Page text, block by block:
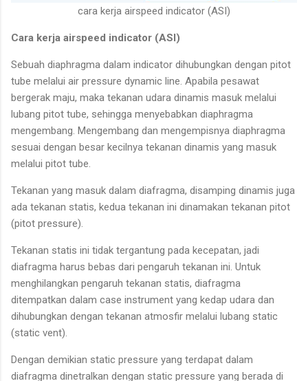
cara kerja airspeed indicator (ASI)
Cara kerja airspeed indicator (ASI)
Sebuah diaphragma dalam indicator dihubungkan dengan pitot
tube melalui air pressure dynamic line. Apabila pesawat
bergerak maju, maka tekanan udara dinamis masuk melalui
lubang pitot tube, sehingga menyebabkan diaphragma
mengembang. Mengembang dan mengempisnya diaphragma
sesuai dengan besar kecilnya tekanan dinamis yang masuk
melalui pitot tube.
Tekanan yang masuk dalam diafragma, disamping dinamis juga
ada tekanan statis, kedua tekanan ini dinamakan tekanan pitot
(pitot pressure).
Tekanan statis ini tidak tergantung pada kecepatan, jadi
diafragma harus bebas dari pengaruh tekanan ini. Untuk
menghilangkan pengaruh tekanan statis, diafragma
ditempatkan dalam case instrument yang kedap udara dan
dihubungkan dengan tekanan atmosfir melalui lubang static
(static vent).
Dengan demikian static pressure yang terdapat dalam
diafragma dinetralkan dengan static pressure yang berada di